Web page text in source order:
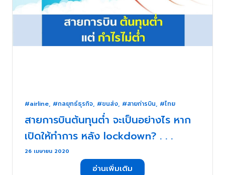
#airline, #กลยุทธ์ธุรกิจ, #ขนส่ง, #สายก่ารบิน, #ไทย
สายการบินต้นทุนต่ำ จะเป็นอย่างไร หาก
เปิดให้ทำการ หลัง lockdown? . . .
26 เมษายน 2020
อ่านเพิ่มเติม